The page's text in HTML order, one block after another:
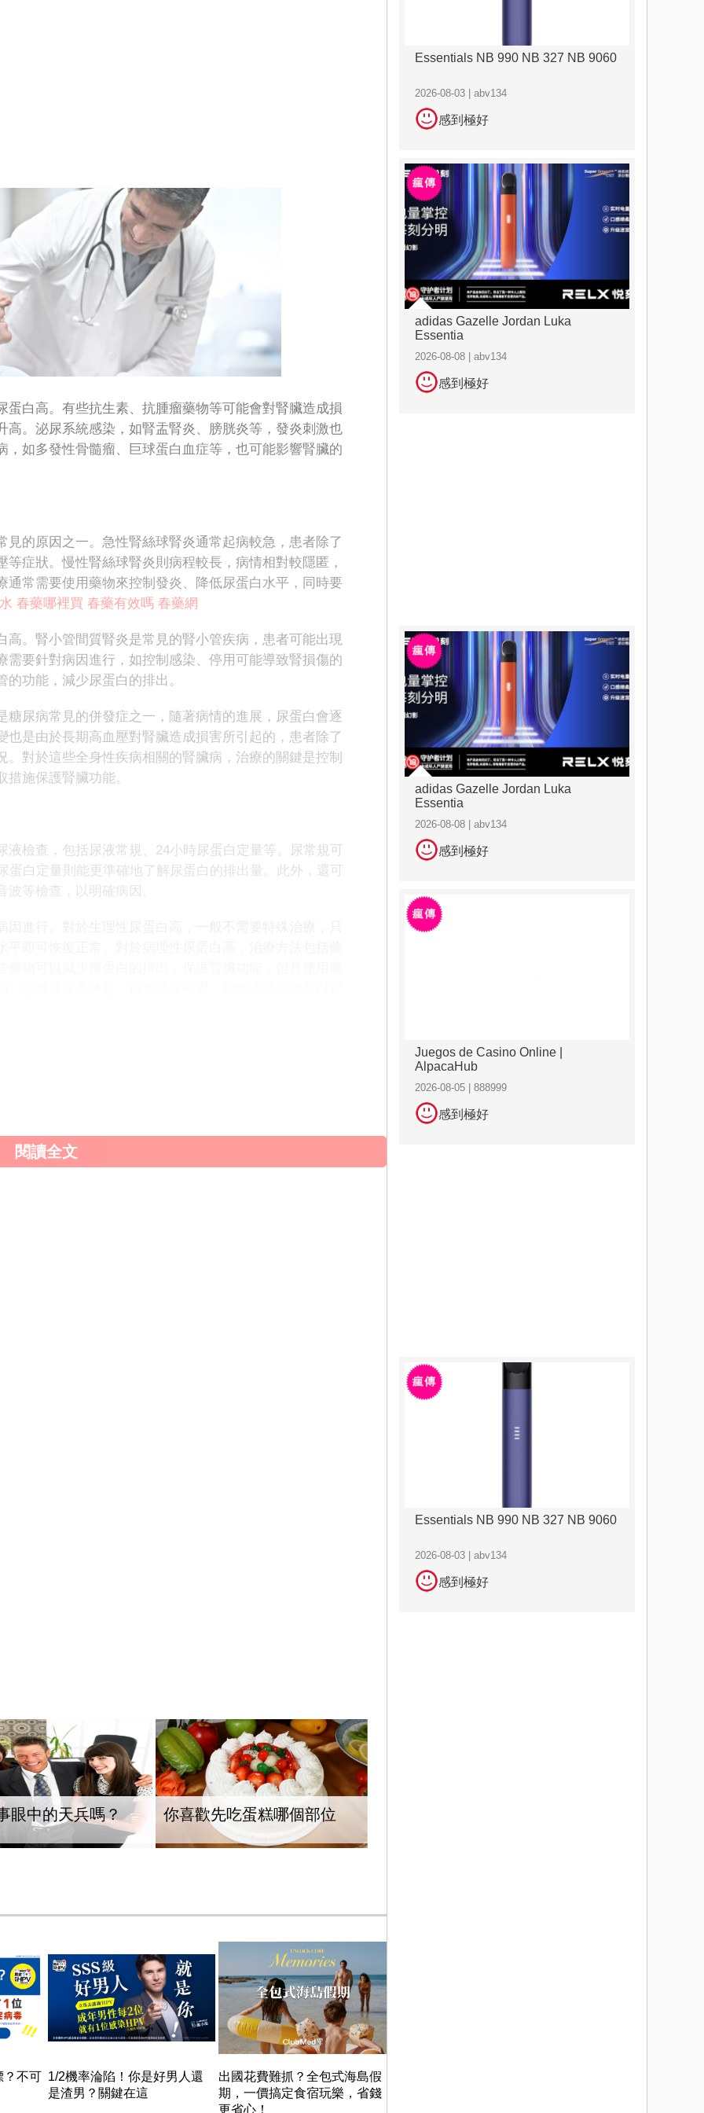
白高。有些抗生素、抗腫瘤藥物等可能會對腎臟造成損
。泌尿系統感染，如腎盂腎炎、膀胱炎等，發炎刺激也
如多發性骨髓瘤、巨球蛋白血症等，也可能影響腎臟的
的原因之一。急性腎絲球腎炎通常起病較急，患者除了
症狀。慢性腎絲球腎炎則病程較長，病情相對較隱匿，
常需要使用藥物來控制發炎、降低尿蛋白水平，同時要
春藥哪裡買 春藥有效嗎 春藥網
。腎小管間質腎炎是常見的腎小管疾病，患者可能出現
要針對病因進行，如控制感染、停用可能導致腎損傷的
功能，減少尿蛋白的排出。
尿病常見的併發症之一，隨著病情的進展，尿蛋白會逐
是由於長期高血壓對腎臟造成損害所引起的，患者除了
對於這些全身性疾病相關的腎臟病，治療的關鍵是控制
施保護腎臟功能。
檢查，包括尿液常規、24小時尿蛋白定量等。尿常規可
蛋白定量則能更準確地了解尿蛋白的排出量。此外，還可
等檢查，以明確病因。
閱讀全文
眼中的天兵嗎？ 你喜歡先吃蛋糕哪個部位
？不可 1/2機率淪陷！你是好男人還
是渣男？關鍵在這
出國花費難抓？全包式海島假
期，一價搞定食宿玩樂，省錢
更省心！
Essentials NB 990 NB 327 NB 9060
2026-08-03 | abv134
感到極好
adidas Gazelle Jordan Luka
Essentia
2026-08-08 | abv134
感到極好
adidas Gazelle Jordan Luka
Essentia
2026-08-08 | abv134
感到極好
Juegos de Casino Online |
AlpacaHub
2026-08-05 | 888999
感到極好
Essentials NB 990 NB 327 NB 9060
2026-08-03 | abv134
感到極好